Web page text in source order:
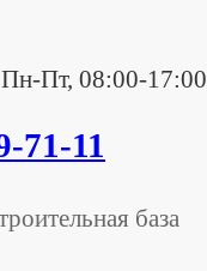
Пт, 08:00-17:00
71-11
база